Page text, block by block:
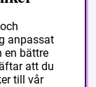
anpassat
en bättre
att du
till vår